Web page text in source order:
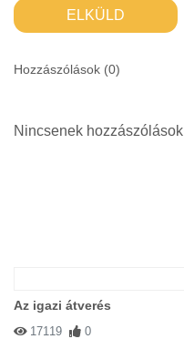
ELKÜLD
Hozzászólások (0)
Nincsenek hozzászólások
Az igazi átverés
17119 0